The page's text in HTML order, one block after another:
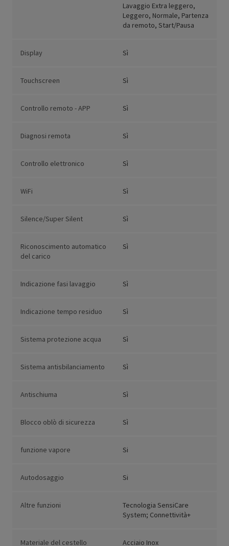
Lavaggio Extra leggero,
Leggero, Normale, Partenza
da remoto, Start/Pausa
Display Sì
Touchscreen Sì
Controllo remoto - APP Sì
Diagnosi remota Sì
Controllo elettronico Sì
WiFi Sì
Silence/Super Silent Sì
Riconoscimento automatico
del carico
Sì
Indicazione fasi lavaggio Sì
Indicazione tempo residuo Sì
Sistema protezione acqua Sì
Sistema antisbilanciamento Sì
Antischiuma Sì
Blocco oblò di sicurezza Sì
funzione vapore Si
Autodosaggio Si
Altre funzioni
Tecnologia SensiCare
System; Connettività+
Materiale del cestello Acciaio Inox